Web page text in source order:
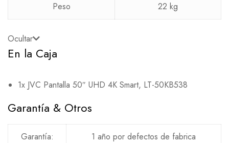
Peso 22 kg
Ocultar
En la Caja
1x JVC Pantalla 50″ UHD 4K Smart, LT-50KB538
Garantía & Otros
Garantía: 1 año por defectos de fabrica